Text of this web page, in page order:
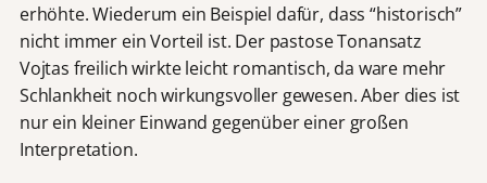
erhöhte. Wiederum ein Beispiel dafür, dass “historisch”
nicht immer ein Vorteil ist. Der pastose Tonansatz
Vojtas freilich wirkte leicht romantisch, da ware mehr
Schlankheit noch wirkungsvoller gewesen. Aber dies ist
nur ein kleiner Einwand gegenüber einer großen
Interpretation.